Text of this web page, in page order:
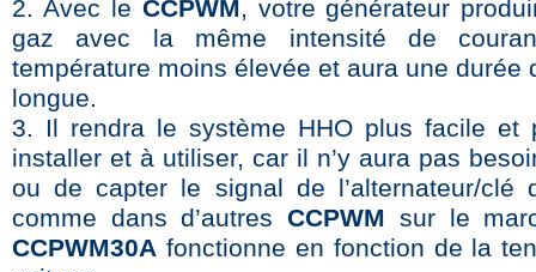
2. Avec le CCPWM, votre générateur
gaz avec la même intensité de
température moins élevée et aura une durée
longue.
3. Il rendra le système HHO plus facile et
installer et à utiliser, car il n’y aura pas
ou de capter le signal de l’alternateur/clé
comme dans d’autresCCPWM sur le
CCPWM30A fonctionne en fonction de la